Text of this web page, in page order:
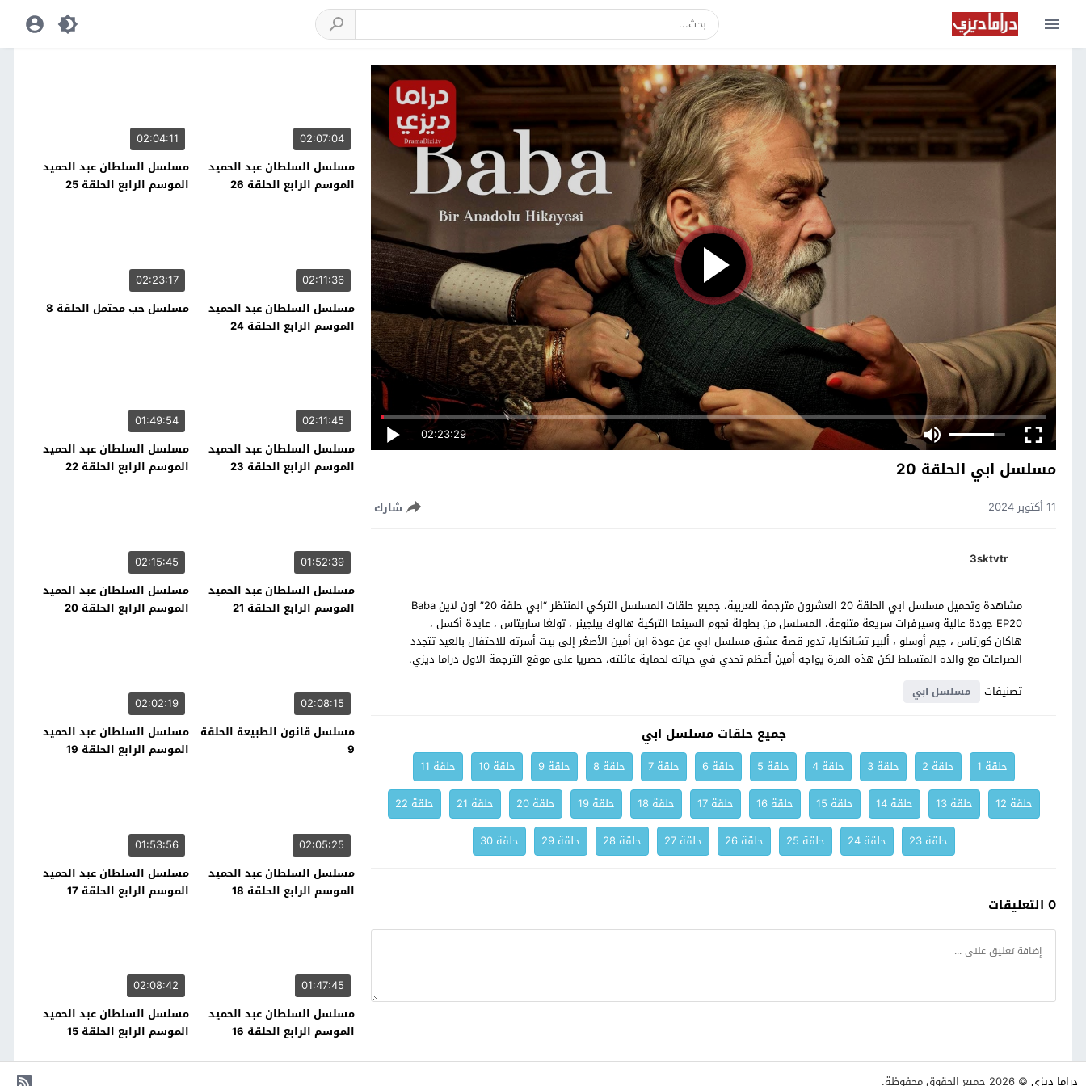
02:23:29
مسلسل ابي الحلقة 20
11 أكتوبر 2024 شارك
3sktvtr
مشاهدة وتحميل مسلسل ابي الحلقة 20 العشرون مترجمة للعربية، جميع حلقات المسلسل التركي المنتظر “ابي حلقة 20” اون لاين Baba
EP20 جودة عالية وسيرفرات سريعة متنوعة، المسلسل من بطولة نجوم السينما التركية هالوك بيلجينر ، تولغا ساريتاس ، عايدة أكسل ،
هاكان كورتاس ، جيم أوسلو ، ألبير تشانكايا، تدور قصة عشق مسلسل ابي عن عودة ابن أمين الأصغر إلى بيت أسرته للاحتفال بالعيد تتجدد
الصراعات مع والده المتسلط لكن هذه المرة يواجه أمين أعظم تحدي في حياته لحماية عائلته، حصريا على موقع الترجمة الاول دراما ديزي.
تصنيفات
مسلسل ابي
جميع حلقات مسلسل ابي
حلقة 1 حلقة 2 حلقة 3 حلقة 4 حلقة 5 حلقة 6 حلقة 7 حلقة 8 حلقة 9 حلقة 10
حلقة 11
حلقة 12
حلقة 13 حلقة 14 حلقة 15 حلقة 16 حلقة 17 حلقة 18 حلقة 19 حلقة 20 حلقة 21
حلقة 22
حلقة 23
حلقة 24 حلقة 25 حلقة 26 حلقة 27 حلقة 28 حلقة 29 حلقة 30
0 التعليقات
02:07:04
مسلسل السلطان عبد الحميد
الموسم الرابع الحلقة 26
02:04:11
مسلسل السلطان عبد الحميد
الموسم الرابع الحلقة 25
02:11:36
مسلسل السلطان عبد الحميد
الموسم الرابع الحلقة 24
02:23:17
مسلسل حب محتمل الحلقة 8
02:11:45
مسلسل السلطان عبد الحميد
الموسم الرابع الحلقة 23
01:49:54
مسلسل السلطان عبد الحميد
الموسم الرابع الحلقة 22
01:52:39
مسلسل السلطان عبد الحميد
الموسم الرابع الحلقة 21
02:15:45
مسلسل السلطان عبد الحميد
الموسم الرابع الحلقة 20
02:08:15
مسلسل قانون الطبيعة الحلقة
9
02:02:19
مسلسل السلطان عبد الحميد
الموسم الرابع الحلقة 19
02:05:25
مسلسل السلطان عبد الحميد
الموسم الرابع الحلقة 18
01:53:56
مسلسل السلطان عبد الحميد
الموسم الرابع الحلقة 17
01:47:45
مسلسل السلطان عبد الحميد
الموسم الرابع الحلقة 16
02:08:42
مسلسل السلطان عبد الحميد
الموسم الرابع الحلقة 15
دراما ديزي © 2026 جميع الحقوق محفوظة.